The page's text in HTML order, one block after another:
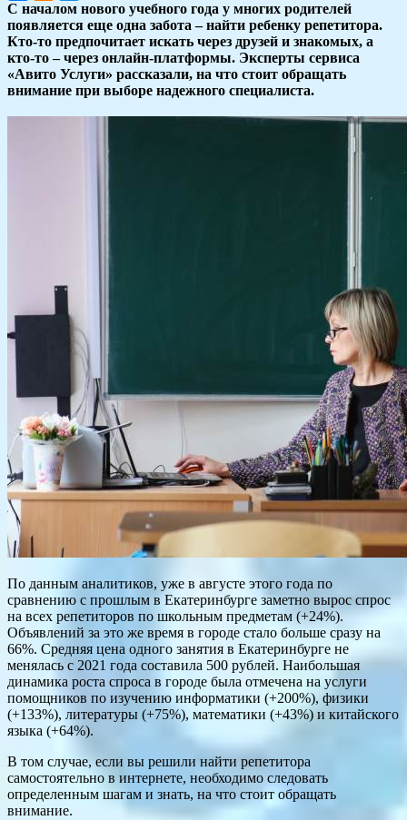
С началом нового учебного года у многих родителей
появляется еще одна забота – найти ребенку репетитора.
Кто-то предпочитает искать через друзей и знакомых, а
кто-то – через онлайн-платформы. Эксперты сервиса
«Авито Услуги» рассказали, на что стоит обращать
внимание при выборе надежного специалиста.
По данным аналитиков, уже в августе этого года по
сравнению с прошлым в Екатеринбурге заметно вырос спрос
на всех репетиторов по школьным предметам (+24%).
Объявлений за это же время в городе стало больше сразу на
66%. Средняя цена одного занятия в Екатеринбурге не
менялась с 2021 года составила 500 рублей. Наибольшая
динамика роста спроса в городе была отмечена на услуги
помощников по изучению информатики (+200%), физики
(+133%), литературы (+75%), математики (+43%) и китайского
языка (+64%).
В том случае, если вы решили найти репетитора
самостоятельно в интернете, необходимо следовать
определенным шагам и знать, на что стоит обращать
внимание.